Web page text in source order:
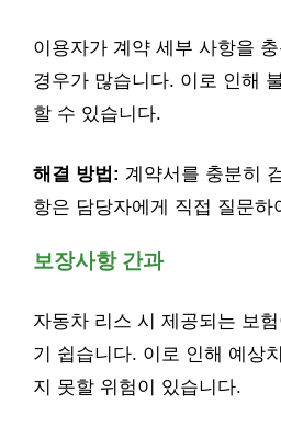
이용자가 계약 세부 사항을
경우가 많습니다. 이로 인해
할 수 있습니다.
해결 방법: 계약서를 충분히
항은 담당자에게 직접 질문하
보장사항 간과
자동차 리스 시 제공되는 보
기 쉽습니다. 이로 인해 예상
지 못할 위험이 있습니다.